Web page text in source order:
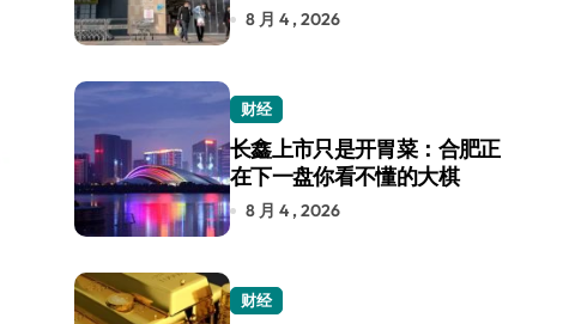
8 月 4 , 2026
财经
长鑫上市只是开胃菜：合肥正
在下一盘你看不懂的大棋
8 月 4 , 2026
财经